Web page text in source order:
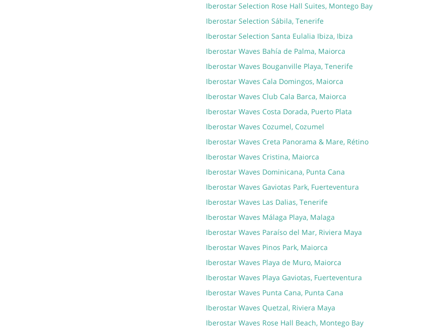
Iberostar Selection Rose Hall Suites, Montego Bay
Iberostar Selection Sábila, Tenerife
Iberostar Selection Santa Eulalia Ibiza, Ibiza
Iberostar Waves Bahía de Palma, Maiorca
Iberostar Waves Bouganville Playa, Tenerife
Iberostar Waves Cala Domingos, Maiorca
Iberostar Waves Club Cala Barca, Maiorca
Iberostar Waves Costa Dorada, Puerto Plata
Iberostar Waves Cozumel, Cozumel
Iberostar Waves Creta Panorama & Mare, Rétino
Iberostar Waves Cristina, Maiorca
Iberostar Waves Dominicana, Punta Cana
Iberostar Waves Gaviotas Park, Fuerteventura
Iberostar Waves Las Dalias, Tenerife
Iberostar Waves Málaga Playa, Malaga
Iberostar Waves Paraíso del Mar, Riviera Maya
Iberostar Waves Pinos Park, Maiorca
Iberostar Waves Playa de Muro, Maiorca
Iberostar Waves Playa Gaviotas, Fuerteventura
Iberostar Waves Punta Cana, Punta Cana
Iberostar Waves Quetzal, Riviera Maya
Iberostar Waves Rose Hall Beach, Montego Bay